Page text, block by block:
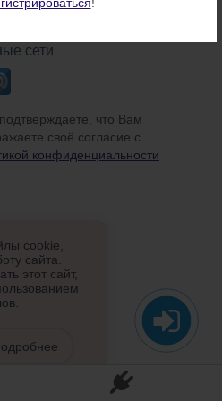
сети
что Вам
своё согласие с
конфиденциальности
cookie,
сайта.
этот сайт,